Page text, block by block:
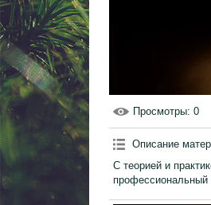
Просмотры: 0
Описание
С теорией и
профессиональный